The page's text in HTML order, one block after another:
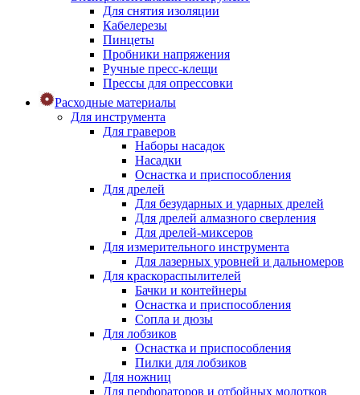
Для снятия изоляции
Кабелерезы
Пинцеты
Пробники напряжения
Ручные пресс-клещи
Прессы для опрессовки
Расходные материалы
Для инструмента
Для граверов
Наборы насадок
Насадки
Оснастка и приспособления
Для дрелей
Для безударных и ударных дрелей
Для дрелей алмазного сверления
Для дрелей-миксеров
Для измерительного инструмента
Для лазерных уровней и дальномеров
Для краскораспылителей
Бачки и контейнеры
Оснастка и приспособления
Сопла и дюзы
Для лобзиков
Оснастка и приспособления
Пилки для лобзиков
Для ножниц
Для перфораторов и отбойных молотков